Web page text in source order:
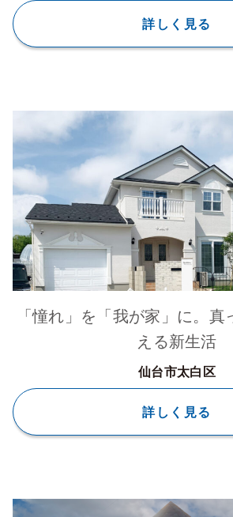
詳しく見る
「憧れ」を「我が家」に。
える新生活
仙台市太白区
詳しく見る